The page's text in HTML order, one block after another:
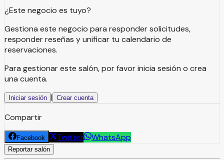
¿Este negocio es tuyo?
Gestiona este negocio para responder solicitudes,
responder reseñas y unificar tu calendario de
reservaciones.
Para gestionar este salón, por favor inicia sesión o crea
una cuenta.
Iniciar sesión | Crear cuenta
Compartir
Facebook Twitter WhatsApp
Reportar salón